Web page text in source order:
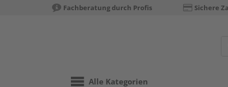
Fachberatung durch Profis Sichere
Alle Kategorien